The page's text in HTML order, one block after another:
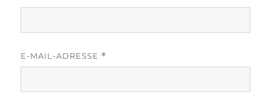
E-MAIL-ADRESSE *